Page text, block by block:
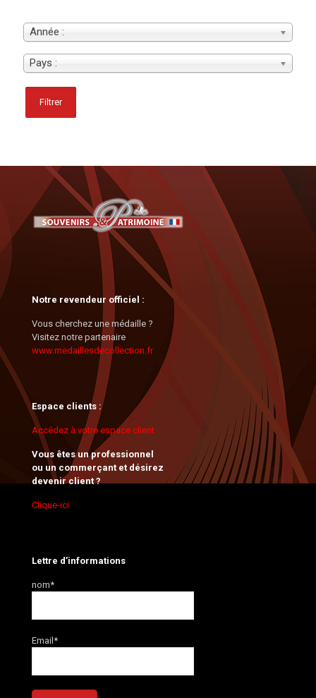
Année :
Pays :
Filtrer
Notre revendeur officiel :
Vous cherchez une médaille ?
Visitez notre partenaire
www.medaillesdecollection.fr
Espace clients :
Accédez à votre espace client
Vous êtes un professionnel
ou un commerçant et désirez
devenir client ?
Clique-ici
Lettre d’informations
nom*
Email*